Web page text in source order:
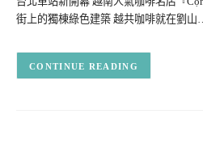
街上的獨棟綠色建築 越共咖啡就在劉山
CONTINUE READING